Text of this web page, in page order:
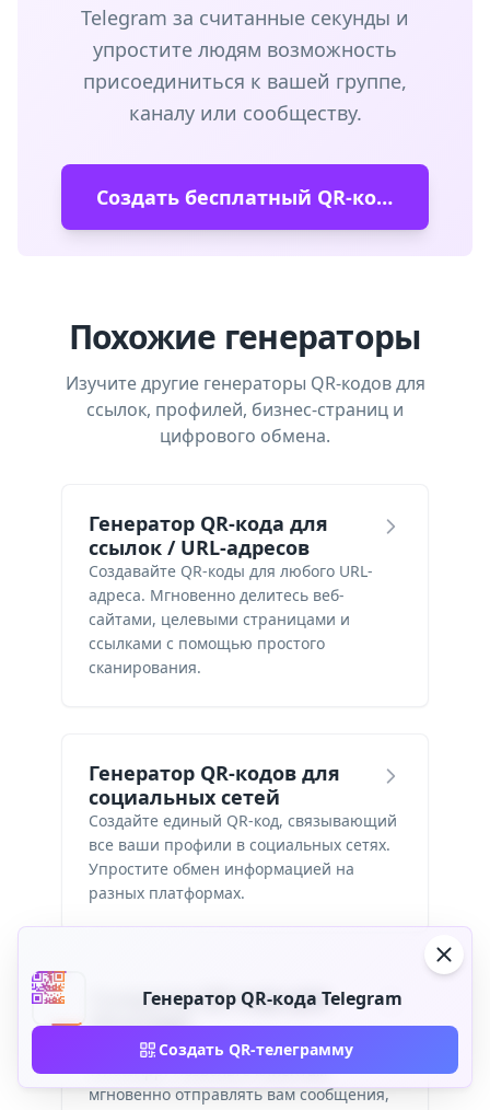
Telegram за считанные секунды и
упростите людям возможность
присоединиться к вашей группе,
каналу или сообществу.
Создать бесплатный QR-код Telegram
Похожие генераторы
Изучите другие генераторы QR-кодов для
ссылок, профилей, бизнес-страниц и
цифрового обмена.
Генератор QR-кода для
ссылок / URL-адресов
Создавайте QR-коды для любого URL-
адреса. Мгновенно делитесь веб-
сайтами, целевыми страницами и
ссылками с помощью простого
сканирования.
Генератор QR-кодов для
социальных сетей
Создайте единый QR-код, связывающий
все ваши профили в социальных сетях.
Упростите обмен информацией на
разных платформах.
Генератор QR-кода для
WhatsApp
Создавайте QR-коды для ссылок на чат
WhatsApp. Позвольте клиентам
мгновенно отправлять вам сообщения,
Генератор QR-кода Telegram
Создать QR-телеграмму